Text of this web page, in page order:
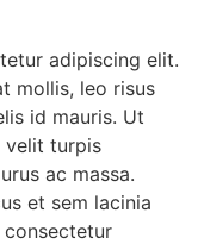
adipiscing elit.
mollis, leo risus
id mauris. Ut
velit turpis
ac massa.
et sem lacinia